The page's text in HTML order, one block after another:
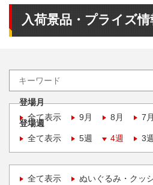
入荷景品・プライズ情
登場月
全て表示
9月 8月 7月
登場週
全て表示
5週 4週 3週
全て表示 ぬいぐるみ・クッ